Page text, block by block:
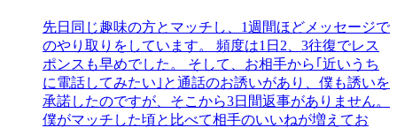
先日同じ趣味の方とマッチし、1週間ほどメッセージで
のやり取りをしています。 頻度は1日2、3往復でレス
ポンスも早めでした。 そして、お相手から｢近いうち
に電話してみたい｣と通話のお誘いがあり、僕も誘いを
承諾したのですが、そこから3日間返事がありません。
僕がマッチした頃と比べて相手のいいねが増えてお